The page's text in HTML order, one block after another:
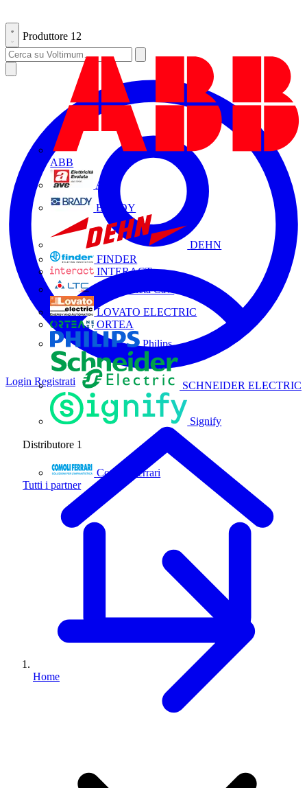
Produttore 12
ABB
AVE
BRADY
DEHN
FINDER
INTERACT
La Triveneta Cavi
LOVATO ELECTRIC
ORTEA
Philips
SCHNEIDER ELECTRIC
Signify
Distributore 1
Comoli Ferrari
Tutti i partner
Login Registrati
Home